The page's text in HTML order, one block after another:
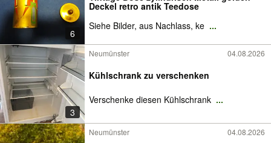
6
Deckel retro antik Teedose
Siehe Bilder, aus Nachlass, ke ...
3
Neumünster 04.08.2026
Kühlschrank zu verschenken
Verschenke diesen Kühlschrank ...
Neumünster 04.08.2026